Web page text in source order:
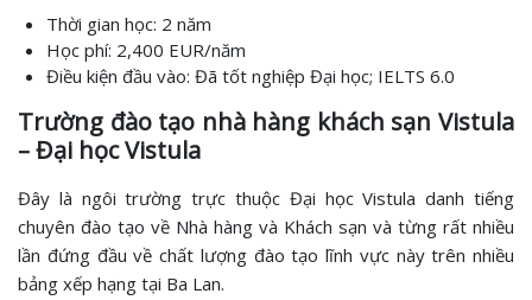
Thời gian học: 2 năm
Học phí: 2,400 EUR/năm
Điều kiện đầu vào: Đã tốt nghiệp Đại học; IELTS 6.0
Trường đào tạo nhà hàng khách sạn Vistula
– Đại học Vistula
Đây là ngôi trường trực thuộc Đại học Vistula danh tiếng
chuyên đào tạo về Nhà hàng và Khách sạn và từng rất nhiều
lần đứng đầu về chất lượng đào tạo lĩnh vực này trên nhiều
bảng xếp hạng tại Ba Lan.